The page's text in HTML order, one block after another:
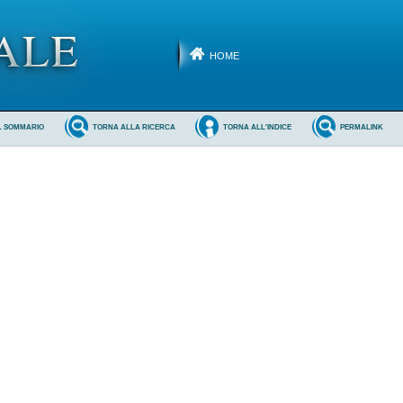
HOME
PERMALINK
TORNA ALL'INDICE
TORNA ALLA RICERCA
SOMMARIO